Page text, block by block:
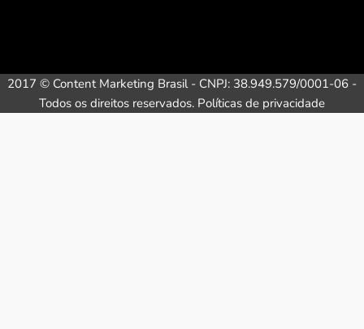
2017 © Content Marketing Brasil - CNPJ: 38.949.579/0001-06 -
Todos os direitos reservados. Políticas de privacidade